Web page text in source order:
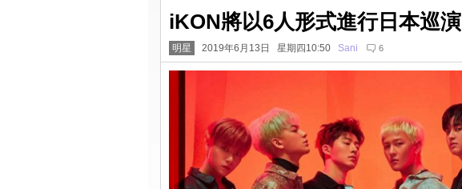
iKON將以6人形式進行日本巡演
明星 2019年6月13日 星期四10:50 Sani 6